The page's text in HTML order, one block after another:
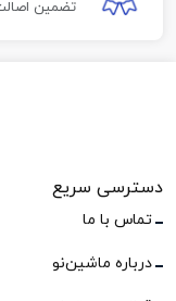
تضمین
دسترسی سریع
تماس با ما
درباره ماشین‌نو